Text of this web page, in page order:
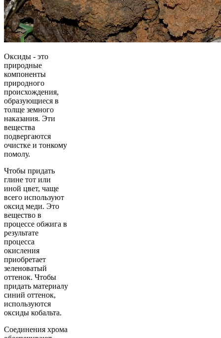
Оксиды - это
природные
компоненты
природного
происхождения,
образующиеся в
толще земного
наказания. Эти
вещества
подвергаются
очистке и тонкому
помолу.
Чтобы придать
глине тот или
иной цвет, чаще
всего используют
оксид меди. Это
вещество в
процессе обжига в
результате
процесса
окисления
приобретает
зеленоватый
оттенок. Чтобы
придать материалу
синий оттенок,
используются
оксиды кобальта.
Соединения хрома